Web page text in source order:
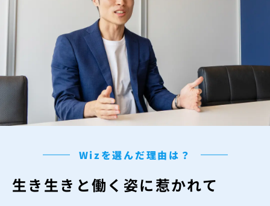
Wizを選んだ理由は？
生き生きと働く姿に惹かれて